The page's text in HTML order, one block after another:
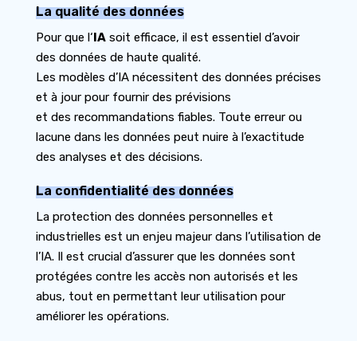
La qualité des données
Pour que l‘IAsoit efficace, il est essentiel d’avoir
des données de haute qualité.
Les modèles d’IA nécessitent des données précises
et à jour pour fournir des prévisions
et des recommandations fiables. Toute erreur ou
lacune dans les données peut nuire à l’exactitude
des analyses et des décisions.
La confidentialité des données
La protection des données personnelles et
industrielles est un enjeu majeur dans l’utilisation de
l’IA. Il est crucial d’assurer que les données sont
protégées contre les accès non autorisés et les
abus, tout en permettant leur utilisation pour
améliorer les opérations.